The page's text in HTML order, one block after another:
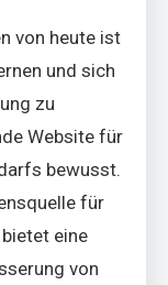
von heute ist
und sich
zu
Website für
bewusst.
für
eine
von